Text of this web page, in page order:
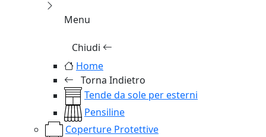
Menu
Chiudi
Home
Torna Indietro
Tende da sole per esterni
Pensiline
Coperture Protettive